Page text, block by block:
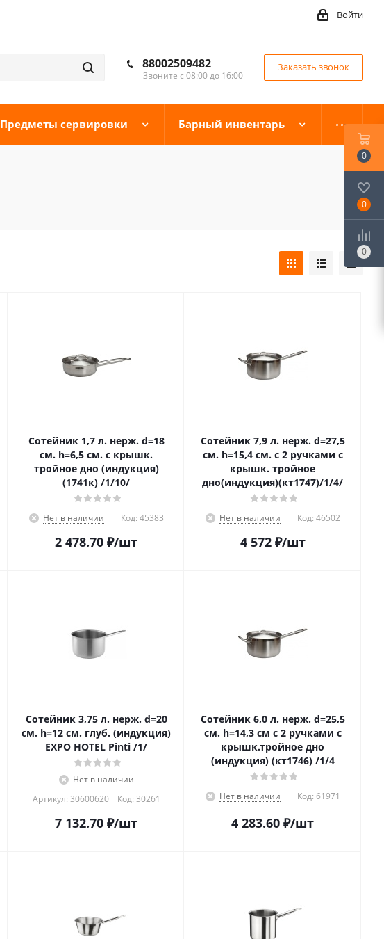
Войти
88002509482
Звоните с 08:00 до 16:00
Заказать звонок
Предметы сервировки Барный инвентарь
Сотейник 1,7 л. нерж. d=18
см. h=6,5 см. с крышк.
тройное дно (индукция)
(1741к) /1/10/
Нет в наличии Код: 45383
2 478.70 ₽/шт
Сотейник 7,9 л. нерж. d=27,5
см. h=15,4 см. с 2 ручками с
крышк. тройное
дно(индукция)(кт1747)/1/4/
Нет в наличии Код: 46502
4 572₽/шт
Сотейник 3,75 л. нерж. d=20
см. h=12 см. глуб. (индукция)
EXPO HOTEL Pinti /1/
Нет в наличии
Артикул: 30600620
Код: 30261
7 132.70 ₽/шт
Сотейник 6,0 л. нерж. d=25,5
см. h=14,3 см с 2 ручками с
крышк.тройное дно
(индукция) (кт1746) /1/4
Нет в наличии Код: 61971
4 283.60 ₽/шт
0
0
0